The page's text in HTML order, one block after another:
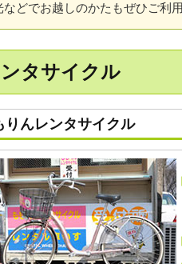
などでお越しのかたもぜひご利用
タサイクル
りんレンタサイクル